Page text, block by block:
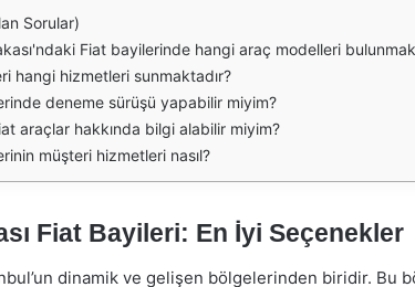
Sorular)
Fiat bayilerinde hangi araç modelleri
hangi hizmetleri sunmaktadır?
deneme sürüşü yapabilir miyim?
araçlar hakkında bilgi alabilir miyim?
müşteri hizmetleri nasıl?
Fiat Bayileri: En İyi Seçenekler
dinamik ve gelişen bölgelerinden biridir. Bu